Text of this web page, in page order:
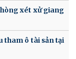
xét xử giang
tham ô tài sản tại